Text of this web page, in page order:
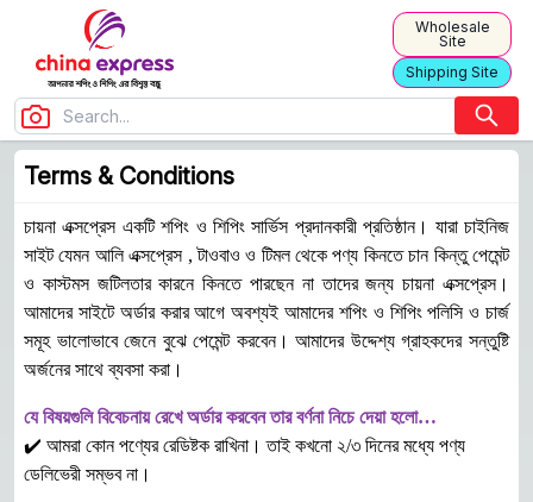
Wholesale
Site
Shipping Site
Terms & Conditions
Terms & Conditions
চায়না এক্সপ্রেস একটি শপিং ও শিপিং সার্ভিস প্রদানকারী প্রতিষ্ঠান। যারা চাইনিজ
সাইট যেমন আলি এক্সপ্রেস , টাওবাও ও টিমল থেকে পণ্য কিনতে চান কিন্তু পেমেন্ট
ও কাস্টমস জটিলতার কারনে কিনতে পারছেন না তাদের জন্য চায়না এক্সপ্রেস।
আমাদের সাইটে অর্ডার করার আগে অবশ্যই আমাদের শপিং ও শিপিং পলিসি ও চার্জ
সমূহ ভালোভাবে জেনে বুঝে পেমেন্ট করবেন। আমাদের উদ্দেশ্য গ্রাহকদের সন্তুষ্টি
অর্জনের সাথে ব্যবসা করা।
যে বিষয়গুলি বিবেচনায় রেখে অর্ডার করবেন তার বর্ণনা নিচে দেয়া হলো…
✔️ আমরা কোন পণ্যের রেডিষ্টক রাখিনা। তাই কখনো ২/৩ দিনের মধ্যে পণ্য
ডেলিভেরী সম্ভব না।